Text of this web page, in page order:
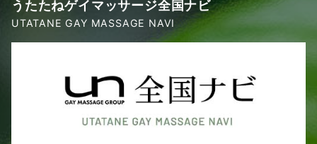
うたたねゲイマッサージ全国ナビ
UTATANE GAY MASSAGE NAVI